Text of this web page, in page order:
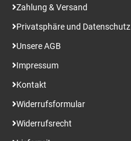
Zahlung & Versand
Privatsphäre und Datenschutz
Unsere AGB
Impressum
Kontakt
Widerrufsformular
Widerrufsrecht